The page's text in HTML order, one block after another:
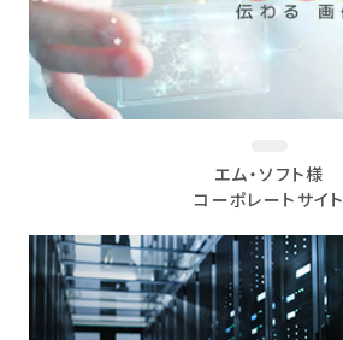
エム・ソフト様
コーポレートサイト